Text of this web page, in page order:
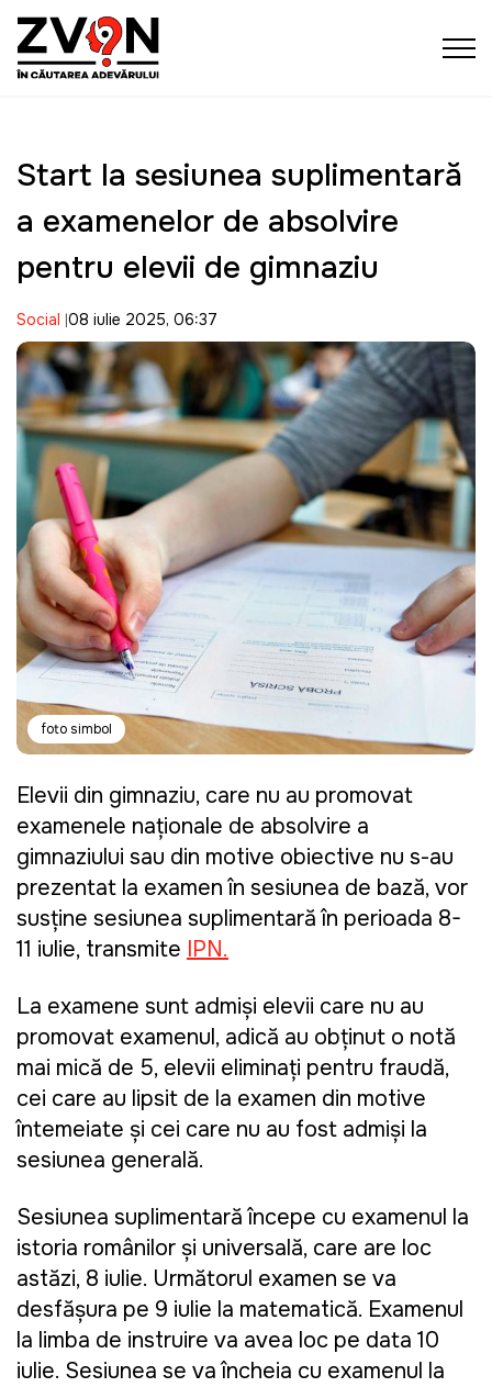
Start la sesiunea suplimentară
a examenelor de absolvire
pentru elevii de gimnaziu
Social 08 iulie 2025, 06:37
foto simbol
Elevii din gimnaziu, care nu au promovat
examenele naționale de absolvire a
gimnaziului sau din motive obiective nu s-au
prezentat la examen în sesiunea de bază, vor
susține sesiunea suplimentară în perioada 8-
11 iulie, transmite IPN.
La examene sunt admiși elevii care nu au
promovat examenul, adică au obținut o notă
mai mică de 5, elevii eliminați pentru fraudă,
cei care au lipsit de la examen din motive
întemeiate și cei care nu au fost admiși la
sesiunea generală.
Sesiunea suplimentară începe cu examenul la
istoria românilor și universală, care are loc
astăzi, 8 iulie. Următorul examen se va
desfășura pe 9 iulie la matematică. Examenul
la limba de instruire va avea loc pe data 10
iulie. Sesiunea se va încheia cu examenul la